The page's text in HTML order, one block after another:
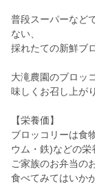
普段スーパーなど
ない、
採れたての新鮮ブ
大滝農園のブロッ
味しくお召し上が
【栄養価】
ブロッコリーは食
ウム・鉄)などの栄
ご家族のお弁当の
食べてみてはいか